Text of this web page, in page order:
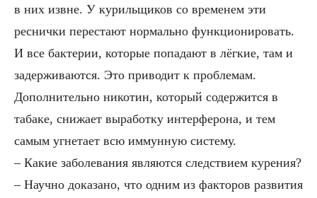
в них извне. У курильщиков со временем эти
реснички перестают нормально функционировать.
И все бактерии, которые попадают в лёгкие, там и
задерживаются. Это приводит к проблемам.
Дополнительно никотин, который содержится в
табаке, снижает выработку интерферона, и тем
самым угнетает всю иммунную систему.
– Какие заболевания являются следствием курения?
– Научно доказано, что одним из факторов развития